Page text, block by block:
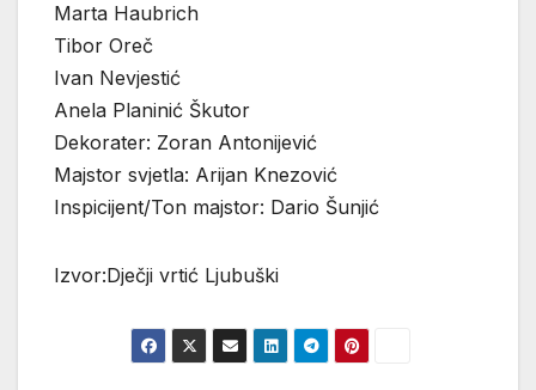
Marta Haubrich
Tibor Oreč
Ivan Nevjestić
Anela Planinić Škutor
Dekorater: Zoran Antonijević
Majstor svjetla: Arijan Knezović
Inspicijent/Ton majstor: Dario Šunjić
Izvor:Dječji vrtić Ljubuški